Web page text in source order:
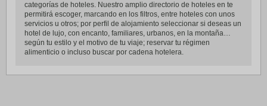
categorías de hoteles. Nuestro amplio directorio de hoteles en te
permitirá escoger, marcando en los filtros, entre hoteles con unos
servicios u otros; por perfil de alojamiento seleccionar si deseas un
hotel de lujo, con encanto, familiares, urbanos, en la montaña…
según tu estilo y el motivo de tu viaje; reservar tu régimen
alimenticio o incluso buscar por cadena hotelera.